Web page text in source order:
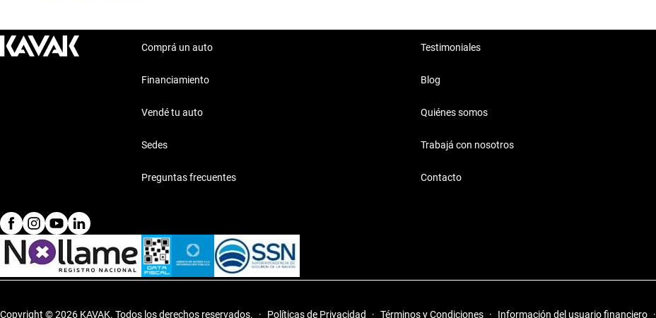
Comprá un auto
Financiamiento
Vendé tu auto
Sedes
Preguntas frecuentes
Testimoniales
Blog
Quiénes somos
Trabajá con nosotros
Contacto
Copyright © 2026 KAVAK. Todos los derechos reservados. · Políticas de Privacidad · Términos y Condiciones · Información del usuario financiero ·